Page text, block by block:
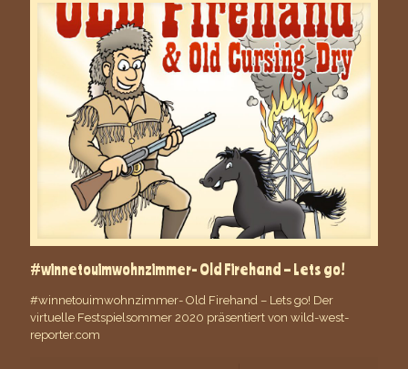
#winnetouimwohnzimmer- Old Firehand – Lets go!
#winnetouimwohnzimmer- Old Firehand – Lets go! Der
virtuelle Festspielsommer 2020 präsentiert von wild-west-
reporter.com